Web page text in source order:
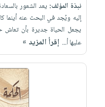
نبذة المؤلف: يعد الشعور
إليه ويُجد في البحث عنه
يجعل الحياة جديرة بأن
عليها أ... إقرأ المزيد »